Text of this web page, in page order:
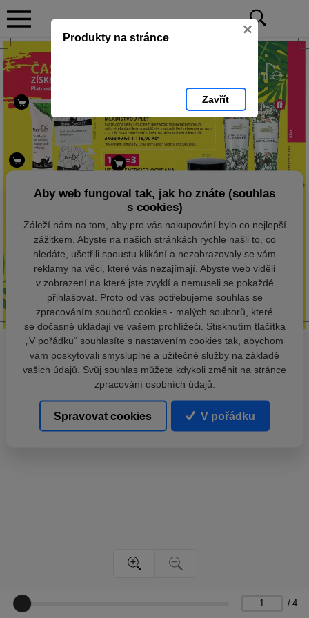
Produkty na stránce ×
Zavřít
/ 4
Aby web fungoval tak, jak ho znáte (souhlas
s cookies)
Záleží nám na tom, aby pro vás nakupování bylo co nejlepší
zážitkem. Abyste na našich stránkách rychle našli to, co
hledáte, ušetřili spoustu klikání a nezobrazovaly se vám
reklamy na věci, které vás nezajímají. Abyste web viděli
v zobrazení na které jste zvyklí a nemuseli se pokaždé
přihlašovat. Proto od vás potřebujeme souhlas se
zpracováním souborů cookies - malých souborů, které
se dočasně ukládají ve vašem prohlížeči. Stisknutím tlačítka
„V pořádku“ souhlasíte s nastavením cookies tak, abychom
vám poskytovali smysluplné a užitečné služby na základě
vašich údajů. Svůj souhlas můžete kdykoli změnit na stránce
zpracování osobních údajů.
Spravovat cookies V pořádku